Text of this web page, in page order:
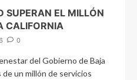
SUPERAN EL MILLÓN
CALIFORNIA
0
del Gobierno de Baja
un millón de servicios